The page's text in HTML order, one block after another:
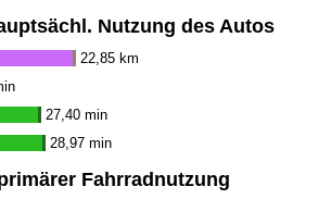
Nutzung des Autos
22,85 km
27,40 min
28,97 min
Fahrradnutzung